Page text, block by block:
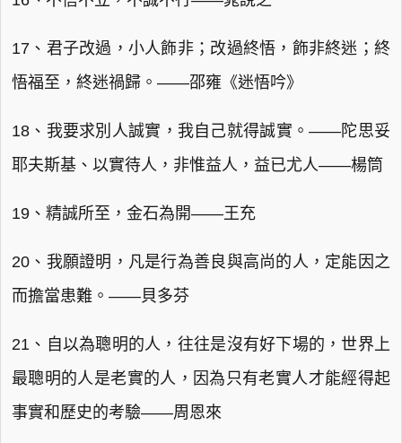
17、君子改過，小人飾非；改過終悟，飾非終迷；終
悟福至，終迷禍歸。——邵雍《迷悟吟》
18、我要求別人誠實，我自己就得誠實。——陀思妥
耶夫斯基、以實待人，非惟益人，益已尤人——楊筒
19、精誠所至，金石為開——王充
20、我願證明，凡是行為善良與高尚的人，定能因之
而擔當患難。——貝多芬
21、自以為聰明的人，往往是沒有好下場的，世界上
最聰明的人是老實的人，因為只有老實人才能經得起
事實和歷史的考驗——周恩來